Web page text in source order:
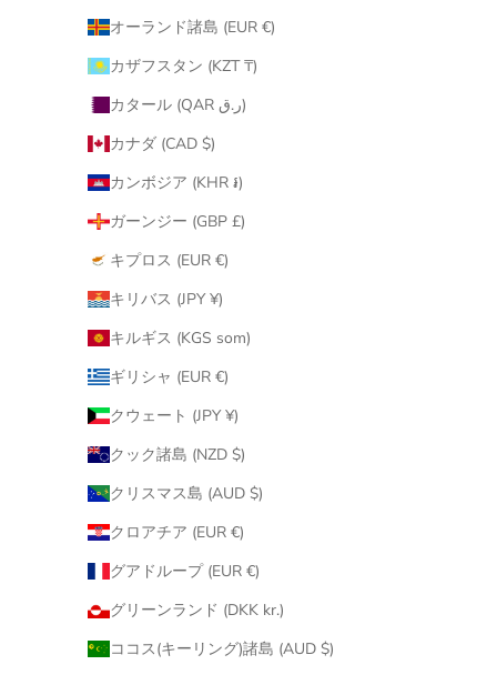
オーランド諸島 (EUR €)
カザフスタン (KZT ₸)
カタール (QAR ر.ق)
カナダ (CAD $)
カンボジア (KHR ៛)
ガーンジー (GBP £)
キプロス (EUR €)
キリバス (JPY ¥)
キルギス (KGS som)
ギリシャ (EUR €)
クウェート (JPY ¥)
クック諸島 (NZD $)
クリスマス島 (AUD $)
クロアチア (EUR €)
グアドループ (EUR €)
グリーンランド (DKK kr.)
ココス(キーリング)諸島 (AUD $)